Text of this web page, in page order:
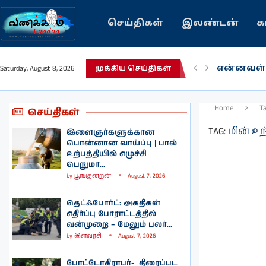
செய்திகள் இலண்டன்
Saturday, August 8, 2026 முக்கிய செய்திகள்
என்னவள்!
செய்திகள்
இளைஞர்களுக்கான
பொன்னான வாய்ப்பு | பால்
உற்பத்தியில் எழுச்சி
பெறுமா...
by பூங்குன்றன் August 7, 2026
தெட்ஃபோர்ட்: அகதிகள்
எதிர்ப்பு போராட்டத்தில்
வன்முறை – மேலும் பலர்...
by இளவரசி August 7, 2026
போட்டோகிராபர்- ‌ திரைப்பட
Home
TAG: மின்